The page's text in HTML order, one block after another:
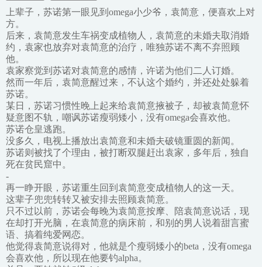
上辈子，苏诺第一眼见到omega小少爷，袁简意，便喜欢上对
方。
后来，袁简意发生车祸变成植物人，袁简意的未婚夫取消婚
约，袁家也放弃对袁简意的治疗，唯独苏诺不离不弃照顾
他。
袁家察觉到苏诺对袁简意的感情，许诺为他们二人订婚。
然而一年后，袁简意醒过来，不认这个婚约，并还处处躲着
苏诺。
某日，苏诺习惯性晚上起来给袁简意掖被子，却被袁简意怀
疑意图不轨，嘲讽苏诺瘦弱矮小，没有omega会喜欢他。
苏诺仓皇逃跑。
没多久，电视上播放出袁简意和未婚夫破镜重圆的新闻。
苏诺则被找了个理由，被打断双腿赶出袁家，多年后，独自
死在贫民窟中。
-
再一睁开眼，苏诺重生回到袁简意变成植物人的这一天。
这辈子兜兜转转又被安排去照顾袁简意。
只不过以前，苏诺会每晚为袁简意按摩、陪袁简意说话，现
在却打开光脑，在袁简意的病床前，和别的男人说着甜言蜜
语、搞着纯爱网恋。
他觉得袁简意说得对，他就是个瘦弱矮小的beta，没有omega
会喜欢他，所以现在他要钓alpha。